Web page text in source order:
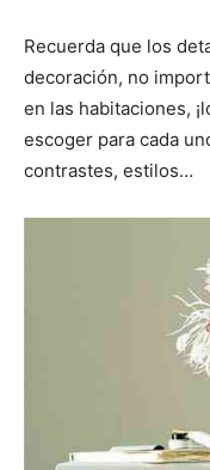
Recuerda que los
decoración, no
en las habitaciones,
escoger para cada
contrastes, estilos…